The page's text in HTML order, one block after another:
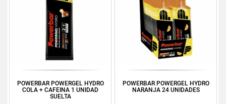
POWERBAR POWERGEL HYDRO
COLA + CAFEINA 1 UNIDAD
SUELTA
POWERBAR POWERGEL HYDRO
NARANJA 24 UNIDADES